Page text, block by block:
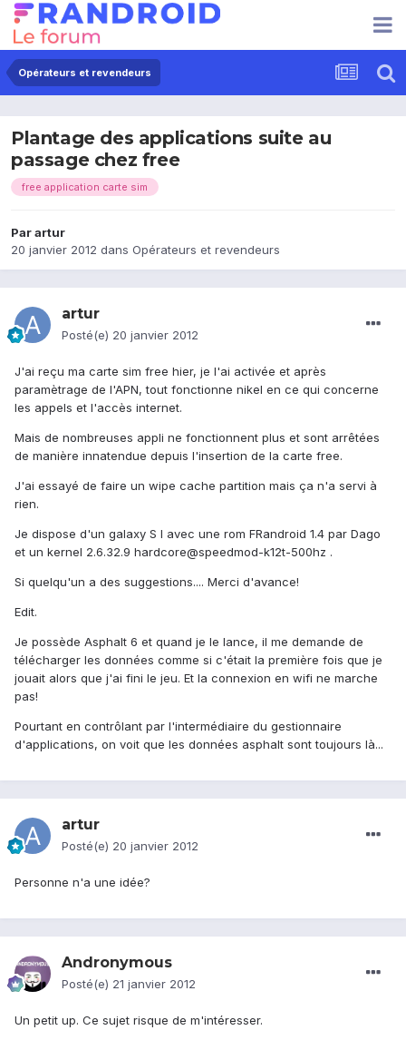
Opérateurs et revendeurs
Plantage des applications suite au
passage chez free
free application carte sim
Parartur
20 janvier 2012 dans Opérateurs et revendeurs
artur
Posté(e) 20 janvier 2012
J'ai reçu ma carte sim free hier, je l'ai activée et après
paramètrage de l'APN, tout fonctionne nikel en ce qui concerne
les appels et l'accès internet.
Mais de nombreuses appli ne fonctionnent plus et sont arrêtées
de manière innatendue depuis l'insertion de la carte free.
J'ai essayé de faire un wipe cache partition mais ça n'a servi à
rien.
Je dispose d'un galaxy S I avec une rom FRandroid 1.4 par Dago
et un kernel 2.6.32.9 hardcore@speedmod-k12t-500hz .
Si quelqu'un a des suggestions.... Merci d'avance!
Edit.
Je possède Asphalt 6 et quand je le lance, il me demande de
télécharger les données comme si c'était la première fois que je
jouait alors que j'ai fini le jeu. Et la connexion en wifi ne marche
pas!
Pourtant en contrôlant par l'intermédiaire du gestionnaire
d'applications, on voit que les données asphalt sont toujours là...
artur
Posté(e) 20 janvier 2012
Personne n'a une idée?
Andronymous
Posté(e) 21 janvier 2012
Un petit up. Ce sujet risque de m'intéresser.